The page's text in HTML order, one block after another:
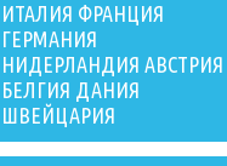
ИТАЛИЯ ФРАНЦИЯ
ГЕРМАНИЯ
НИДЕРЛАНДИЯ АВСТРИЯ
БЕЛГИЯ ДАНИЯ
ШВЕЙЦАРИЯ